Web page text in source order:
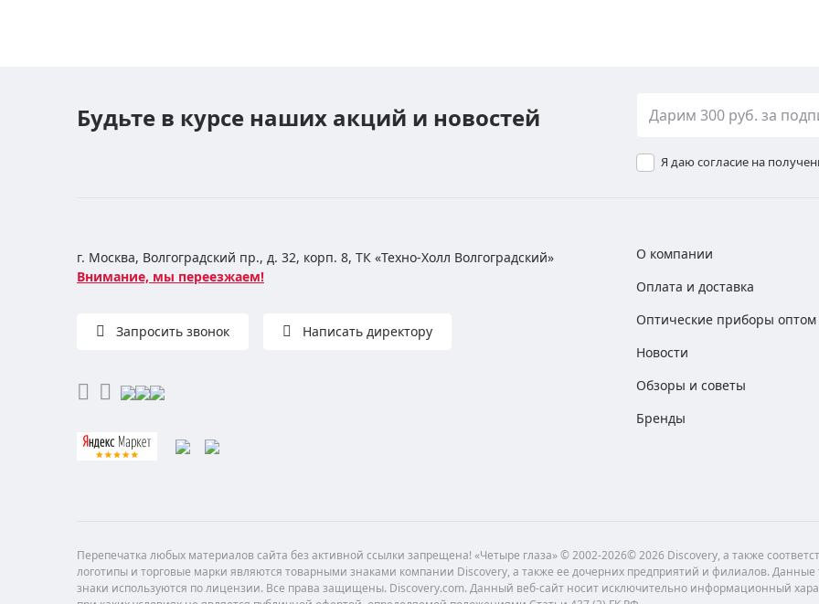
Будьте в курсе наших акций и новостей
Я даю согласие на
г. Москва, Волгоградский пр., д. 32, корп. 8, ТК «Техно-Холл Волгоградский»
Внимание, мы переезжаем!
Запросить звонок Написать директору
О компании
Оплата и доставка
Оптические приборы оптом
Новости
Обзоры и советы
Бренды
Перепечатка любых материалов сайта без активной ссылки запрещена! «Четыре глаза» © 2002-2026© 2026 Discovery, а также
логотипы и торговые марки являются товарными знаками компании Discovery, а также ее дочерних предприятий и филиалов. Данные
знаки используются по лицензии. Все права защищены. Discovery.com. Данный веб-сайт носит исключительно информационный